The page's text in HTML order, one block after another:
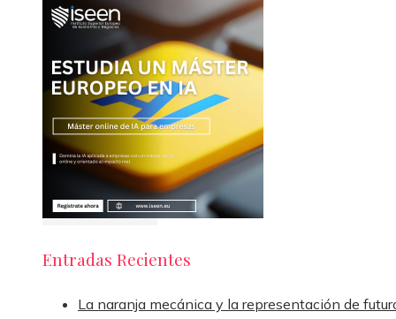
Entradas Recientes
La naranja mecánica y la representación de